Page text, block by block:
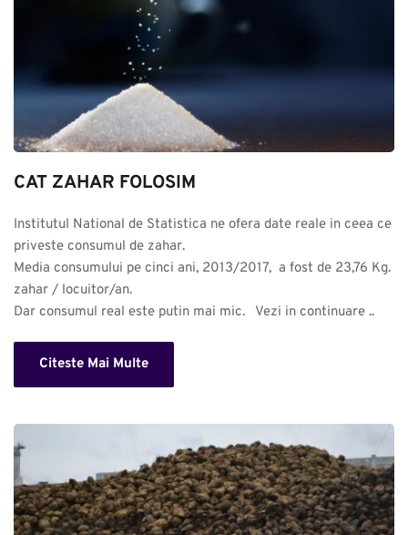
CAT ZAHAR FOLOSIM
Institutul National de Statistica ne ofera date reale in ceea ce
priveste consumul de zahar.
Media consumului pe cinci ani, 2013/2017,  a fost de 23,76 Kg.
zahar / locuitor/an.
Dar consumul real este putin mai mic.   Vezi in continuare ..
Citeste Mai Multe